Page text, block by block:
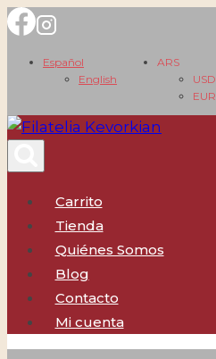
Saltar
contenido
Español
English
ARS
USD
EUR
Carrito
Tienda
Quiénes Somos
Blog
Contacto
Mi cuenta